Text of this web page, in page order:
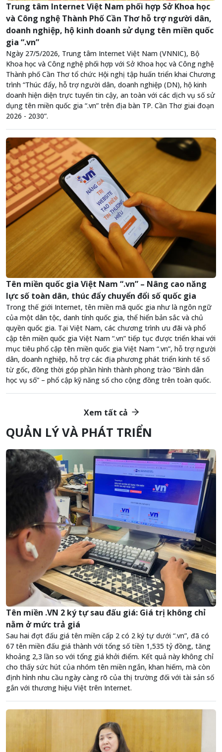
Trung tâm Internet Việt Nam phối hợp Sở Khoa học
và Công nghệ Thành Phố Cần Thơ hỗ trợ người dân,
doanh nghiệp, hộ kinh doanh sử dụng tên miền quốc
gia “.vn”
Ngày 27/5/2026, Trung tâm Internet Việt Nam (VNNIC), Bộ
Khoa học và Công nghệ phối hợp với Sở Khoa học và Công nghệ
Thành phố Cần Thơ tổ chức Hội nghị tập huấn triển khai Chương
trình “Thúc đẩy, hỗ trợ người dân, doanh nghiệp (DN), hộ kinh
doanh hiện diện trực tuyến tin cậy, an toàn với các dịch vụ số sử
dụng tên miền quốc gia “.vn” trên địa bàn TP. Cần Thơ giai đoạn
2026 - 2030”.
Tên miền quốc gia Việt Nam “.vn” – Nâng cao năng
lực số toàn dân, thúc đẩy chuyển đổi số quốc gia
Trong thế giới Internet, tên miền mã quốc gia như là ngôn ngữ
của một dân tộc, danh tính quốc gia, thể hiển bản sắc và chủ
quyền quốc gia. Tại Việt Nam, các chương trình ưu đãi và phổ
cập tên miền quốc gia Việt Nam “.vn” tiếp tục được triển khai với
mục tiêu phổ cập tên miền quốc gia Việt Nam “.vn”, hỗ trợ người
dân, doanh nghiệp, hỗ trợ các địa phương phát triển kinh tế số
từ gốc, đồng thời góp phần hình thành phong trào “Bình dân
học vụ số” – phổ cập kỹ năng số cho cộng đồng trên toàn quốc.
Xem tất cả
QUẢN LÝ VÀ PHÁT TRIỂN
Tên miền .VN 2 ký tự sau đấu giá: Giá trị không chỉ
nằm ở mức trả giá
Sau hai đợt đấu giá tên miền cấp 2 có 2 ký tự dưới “.vn”, đã có
67 tên miền đấu giá thành với tổng số tiền 1,535 tỷ đồng, tăng
khoảng 2,3 lần so với tổng giá khởi điểm. Kết quả này không chỉ
cho thấy sức hút của nhóm tên miền ngắn, khan hiếm, mà còn
định hình nhu cầu ngày càng rõ của thị trường đối với tài sản số
gắn với thương hiệu Việt trên Internet.